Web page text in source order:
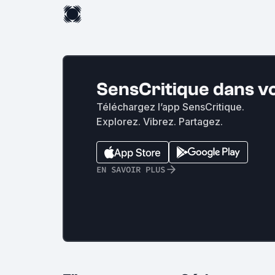
SensCritique dans
Téléchargez l’app SensCritique.
Explorez. Vibrez. Partagez.
EN SAVOIR PLUS